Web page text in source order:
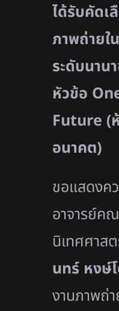
ได้รับคัดเ
ภาพถ่ายใ
ระดับนาน
หัวข้อ
Future (
อนาคต)
ขอแสดงค
อาจารย์ค
นิเทศศาส
นทร์ หงษ์
งานภาพถ่